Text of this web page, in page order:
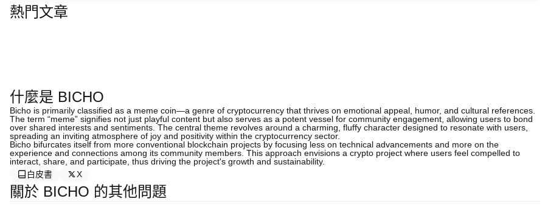
熱門文章
什麼是 BICHO
Bicho is primarily classified as a meme coin—a genre of cryptocurrency that thrives on emotional appeal, humor, and cultural references.
The term “meme” signifies not just playful content but also serves as a potent vessel for community engagement, allowing users to bond
over shared interests and sentiments. The central theme revolves around a charming, fluffy character designed to resonate with users,
spreading an inviting atmosphere of joy and positivity within the cryptocurrency sector.
Bicho bifurcates itself from more conventional blockchain projects by focusing less on technical advancements and more on the
experience and connections among its community members. This approach envisions a crypto project where users feel compelled to
interact, share, and participate, thus driving the project's growth and sustainability.
白皮書
X
關於 BICHO 的其他問題